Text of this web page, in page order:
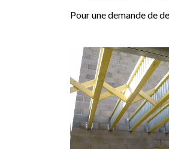
Pour une demande de